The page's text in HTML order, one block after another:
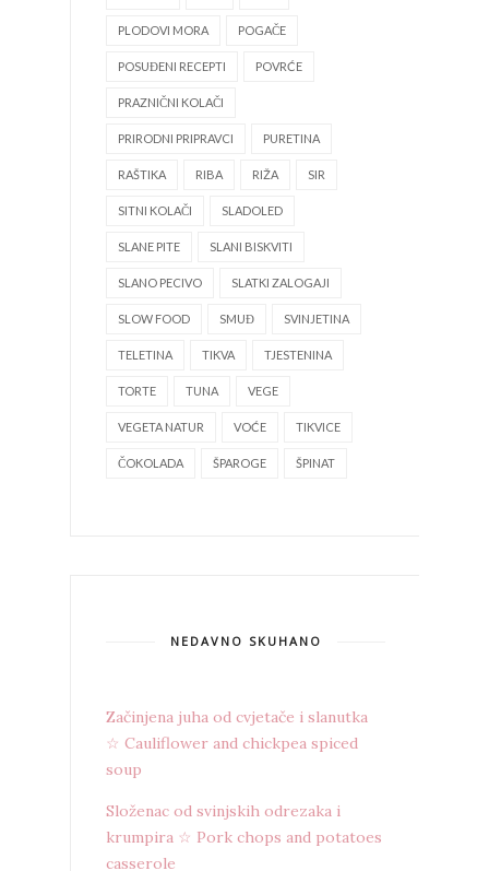
PLODOVI MORA POGAČE
POSUĐENI RECEPTI POVRĆE
PRAZNIČNI KOLAČI
PRIRODNI PRIPRAVCI PURETINA
RAŠTIKA RIBA RIŽA SIR
SITNI KOLAČI SLADOLED
SLANE PITE SLANI BISKVITI
SLANO PECIVO SLATKI ZALOGAJI
SLOW FOOD SMUĐ SVINJETINA
TELETINA TIKVA TJESTENINA
TORTE TUNA VEGE
VEGETA NATUR VOĆE TIKVICE
ČOKOLADA ŠPAROGE ŠPINAT
NEDAVNO SKUHANO
Začinjena juha od cvjetače i slanutka
☆ Cauliflower and chickpea spiced
soup
Složenac od svinjskih odrezaka i
krumpira ☆ Pork chops and potatoes
casserole